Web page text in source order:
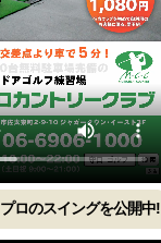
プロのスイングを公開中!